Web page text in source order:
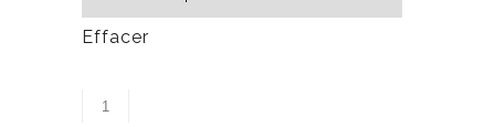
0
Effacer